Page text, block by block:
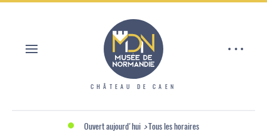
Aller
CHÂTEAU DE CAEN
Ouvert aujourd'hui > Tous les horaires
Panneau de gestion des cookies